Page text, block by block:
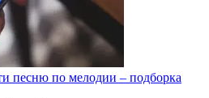
песню по мелодии – подборка